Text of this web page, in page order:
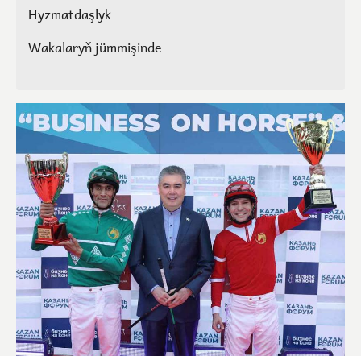
Hyzmatdaşlyk
Wakalaryň jümmişinde